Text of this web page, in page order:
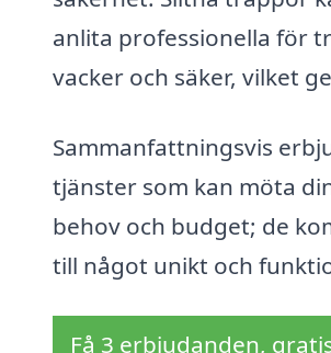
anlita professionella för
vacker och säker, vilket
Sammanfattningsvis
tjänster som kan möta
behov och budget; de
till något unikt och
Få 3 erbjudanden,